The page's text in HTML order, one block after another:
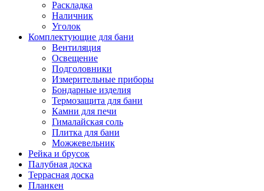
Раскладка
Наличник
Уголок
Комплектующие для бани
Вентиляция
Освещение
Подголовники
Измерительные приборы
Бондарные изделия
Термозащита для бани
Камни для печи
Гималайская соль
Плитка для бани
Можжевельник
Рейка и брусок
Палубная доска
Террасная доска
Планкен